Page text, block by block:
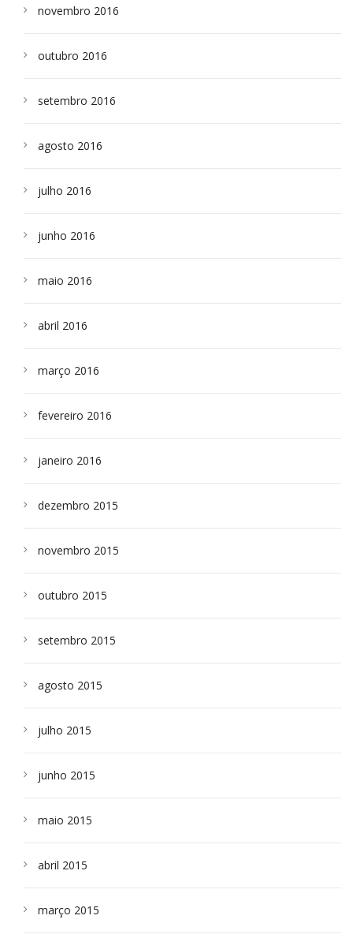
novembro 2016
outubro 2016
setembro 2016
agosto 2016
julho 2016
junho 2016
maio 2016
abril 2016
março 2016
fevereiro 2016
janeiro 2016
dezembro 2015
novembro 2015
outubro 2015
setembro 2015
agosto 2015
julho 2015
junho 2015
maio 2015
abril 2015
março 2015